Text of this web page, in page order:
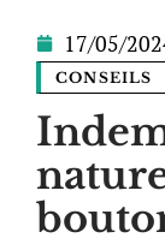
17/05/
CONSEILS